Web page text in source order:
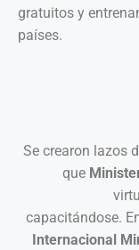
gratuitos y
países.
Se crearon lazos
que
capacitándose.
Internacional